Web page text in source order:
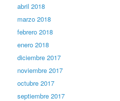
abril 2018
marzo 2018
febrero 2018
enero 2018
diciembre 2017
noviembre 2017
octubre 2017
septiembre 2017